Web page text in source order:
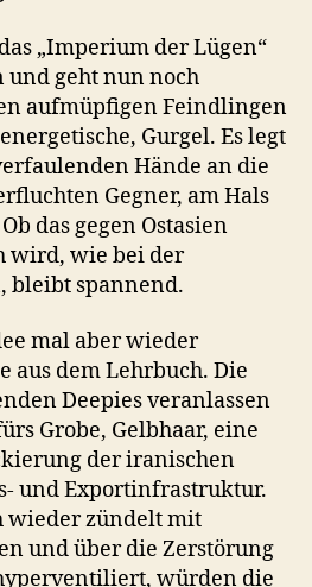
„Imperium der Lügen“
geht nun noch
aufmüpfigen Feindlingen
Gurgel. Es legt
Hände an die
Gegner, am Hals
das gegen Ostasien
wird, wie bei der
bleibt spannend.
mal aber wieder
dem Lehrbuch. Die
Deepies veranlassen
Grobe, Gelbhaar, eine
der iranischen
und Exportinfrastruktur.
wieder zündelt mit
und über die Zerstörung
würden die